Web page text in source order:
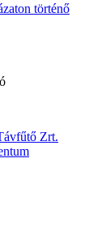
történő
Zrt.